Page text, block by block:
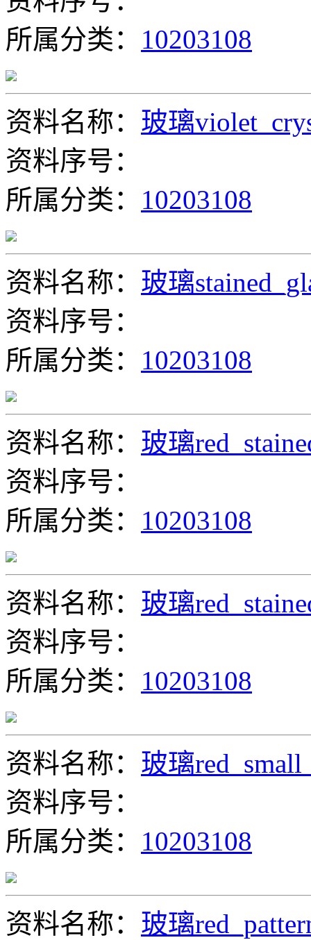
所属分类： 10203108
资料名称： 玻璃
资料序号：
所属分类： 10203108
资料名称： 玻璃
资料序号：
所属分类： 10203108
资料名称： 玻璃
资料序号：
所属分类： 10203108
资料名称： 玻璃
资料序号：
所属分类： 10203108
资料名称： 玻璃
资料序号：
所属分类： 10203108
资料名称： 玻璃